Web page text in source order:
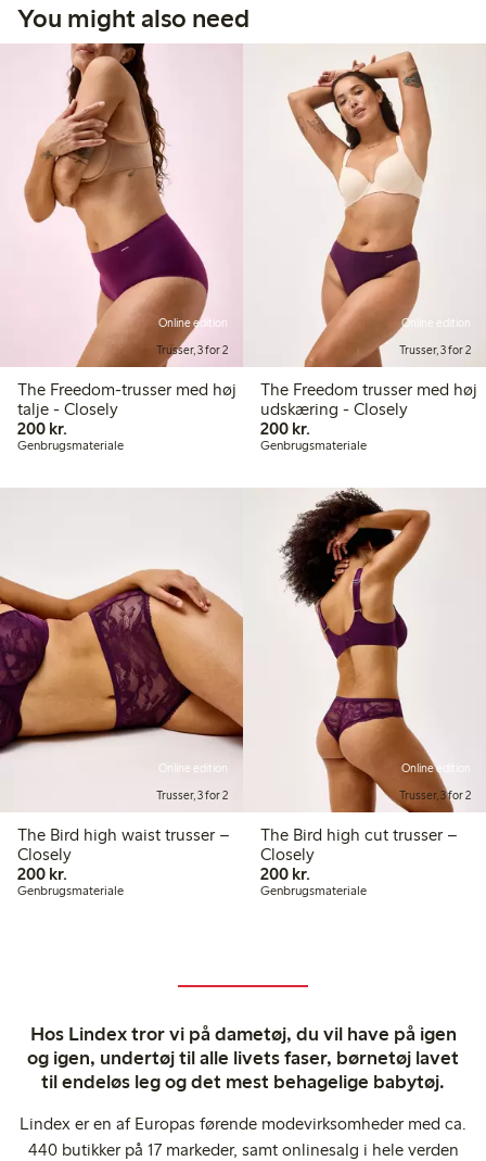
You might also need
Online edition
Trusser, 3 for 2
The Freedom-trusser med høj
talje - Closely
200 kr.
Genbrugsmateriale
Online edition
Trusser, 3 for 2
The Freedom trusser med høj
udskæring - Closely
200 kr.200,00 kr.
Genbrugsmateriale
Online edition
Trusser, 3 for 2
The Bird high waist trusser –
Closely
200 kr.
Genbrugsmateriale
Online edition
Trusser, 3 for 2
The Bird high cut trusser –
Closely
200 kr.200,00 kr.
Genbrugsmateriale
Hos Lindex tror vi på dametøj, du vil have på igen
og igen, undertøj til alle livets faser, børnetøj lavet
til endeløs leg og det mest behagelige babytøj.
Lindex er en af Europas førende modevirksomheder med ca.
440 butikker på 17 markeder, samt onlinesalg i hele verden